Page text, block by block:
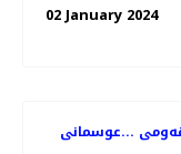
02 January 2024
...عوسمانی